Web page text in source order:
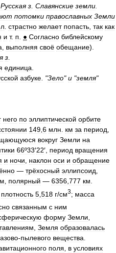
Русская з Славянские земли
потомки православных Земли
л страстно желает попасть так как
и т. п ● Согласно библейскому
выполняя своё обещание).
з
единица
азбуке "Зело"и "земля"
него по эллиптической орбите
149 6 млн км за период
вокруг Земли на
66º33′22′, период вращения
и ночи наклон оси и обращение
— трёхосный эллипсоид
полярный — 6356 777 км
плотность 5 518 г/см3; масса
связанным с ним
форму Земли,
, Земля образовалась
-пылевого вещества.
поля, в условиях